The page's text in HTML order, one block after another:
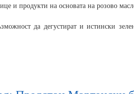
и продукти на основата на розово
да дегустират и истински